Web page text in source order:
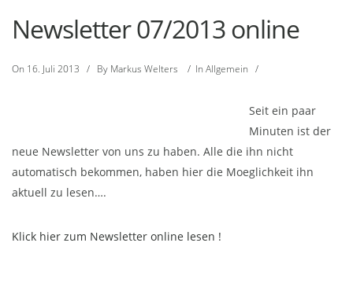
Newsletter 07/2013 online
On 16. Juli 2013 / By Markus Welters / In Allgemein /
Seit ein paar
Minuten ist der
neue Newsletter von uns zu haben. Alle die ihn nicht
automatisch bekommen, haben hier die Moeglichkeit ihn
aktuell zu lesen….
Klick hier zum Newsletter online lesen !